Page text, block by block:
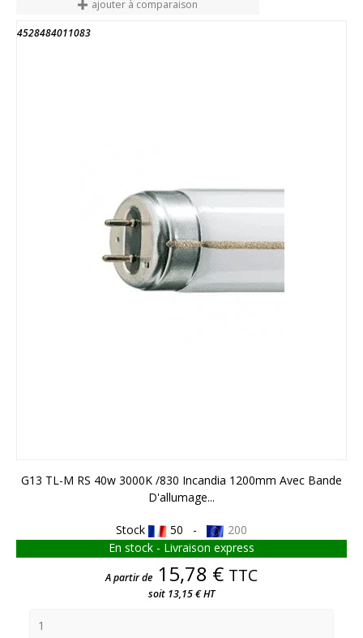
ajouter à comparaison
4528484011083
G13 TL-M RS 40w 3000K /830 Incandia 1200mm Avec Bande
D'allumage...
Stock 50 -
200
En stock - Livraison express
Prix
A partir de 15,78 € TTC
soit 13,15 € HT